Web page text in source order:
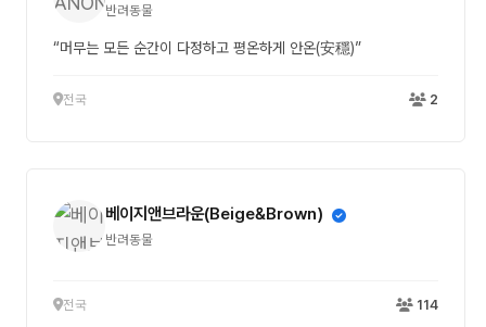
반려동물
“머무는 모든 순간이 다정하고 평온하게 안온(安穩)”
전국 2
베이지앤브라운(Beige&Brown)
반려동물
전국 114